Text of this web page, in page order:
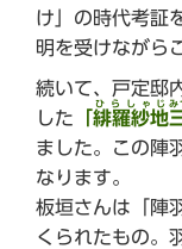
け」の時代考証
明を受けながら
続いて、戸定邸
した
緋羅紗地
ひらしゃじ み
ました。この陣
なります。
板垣さんは「陣
くられたもの。